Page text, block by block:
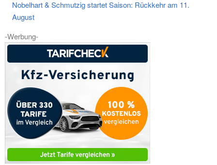
Nobelhart & Schmutzig startet Saison: Rückkehr am 11.
August
-Werbung-